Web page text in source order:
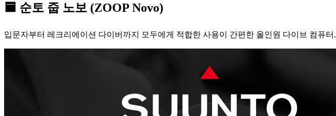
🟦 순토 줍 노보 (ZOOP Novo)
입문자부터 레크리에이션 다이버까지 모두에게 적합한 사용이 간편한 올인원 다이브 컴퓨터.